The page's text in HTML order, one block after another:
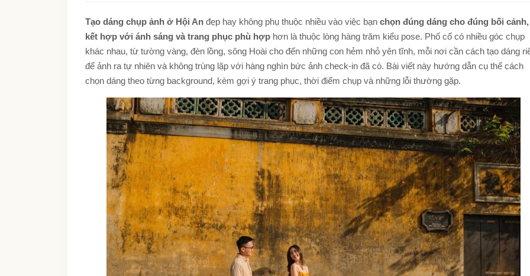
TOUR NAM ĐẢO PHÚ QUỐC
TOUR CÂU MỰC ĐÊM PHÚ QUỐC
TOUR NAM ĐẢO PHÚ QUỐC
TOUR LẶN BIỂN NHA TRANG
Tạo dáng chụp ảnh ở Hội An đẹp hay không phụ thuộc nhiều vào việc bạn chọn đúng dáng cho đúng bối cảnh,
kết hợp với ánh sáng và trang phục phù hợp hơn là thuộc lòng hàng trăm kiểu pose. Phố cổ có nhiều góc chụp
khác nhau, từ tường vàng, đèn lồng, sông Hoài cho đến những con hẻm nhỏ yên tĩnh, mỗi nơi cần cách tạo dáng
để ảnh ra tự nhiên và không trùng lặp với hàng nghìn bức ảnh check-in đã có. Bài viết này hướng dẫn cụ thể cách
chọn dáng theo từng background, kèm gợi ý trang phục, thời điểm chụp và những lỗi thường gặp.